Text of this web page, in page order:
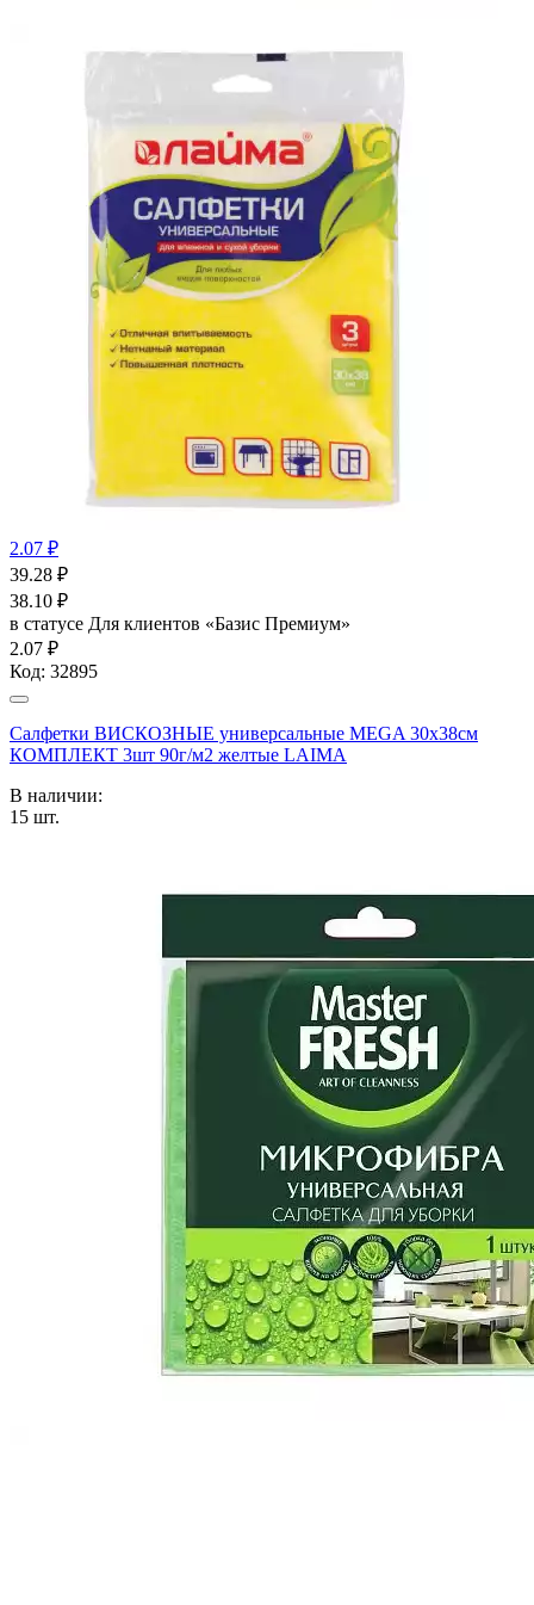
2.07 ₽
39.28 ₽
38.10 ₽
в статусе Для клиентов «Базис Премиум»
2.07 ₽
Код: 32895
Салфетки ВИСКОЗНЫЕ универсальные MEGA 30х38см
КОМПЛЕКТ 3шт 90г/м2 желтые LAIMA
В наличии:
15 шт.